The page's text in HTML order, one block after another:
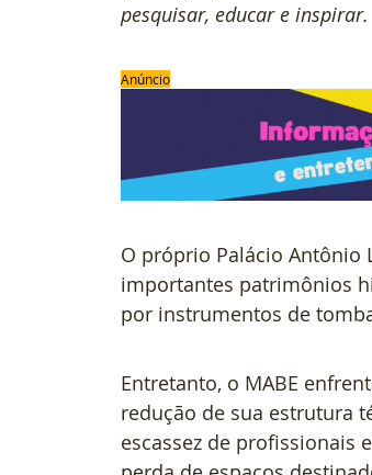
pesquisar, educar e inspirar.
Anúncio
O próprio Palácio Antônio
importantes patrimônios
por instrumentos de
Entretanto, o MABE
redução de sua estrutura
escassez de profissionais